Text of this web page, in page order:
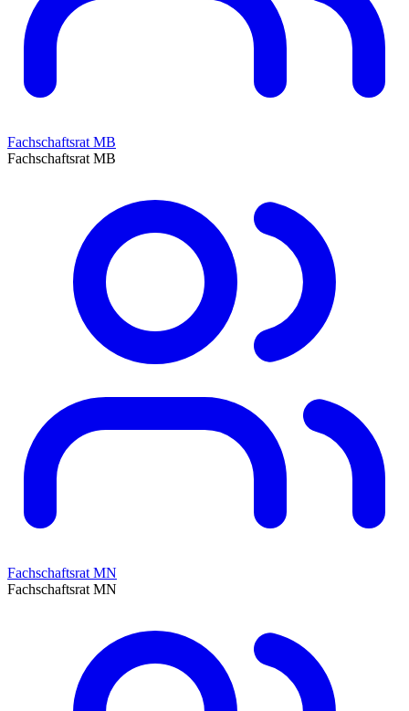
Fachschaftsrat MB
Fachschaftsrat MB
Fachschaftsrat MN
Fachschaftsrat MN